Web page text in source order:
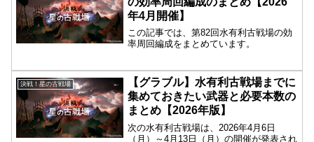
年4月開催】
この記事では、第82回水有利古戦場の効
率周回編成をまとめています。
決戦！星の古戦場
【グラブル】水有利古戦場までに
集めておきたい武器と必要本数の
まとめ【2026年版】
次の水有利古戦場は、2026年4月6日
（月）～4月13日（月）の開催が発表され